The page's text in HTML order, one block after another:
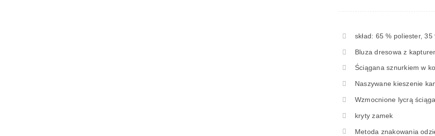
skład: 65 % poliester, 35
Bluza dresowa z
Ściągana sznurkiem w
Naszywane kieszenie
Wzmocnione lycrą
kryty zamek
Metoda znakowania